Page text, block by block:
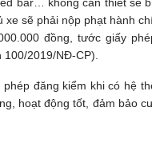
xe sẽ phải nộp phạt hành
đồng, tước giấy
2019/NĐ-CP).
đăng kiểm khi có hệ
hoạt động tốt, đảm bảo